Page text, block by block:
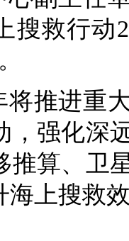
搜救行动
将推进重
，强化深
推算、卫
海上搜救